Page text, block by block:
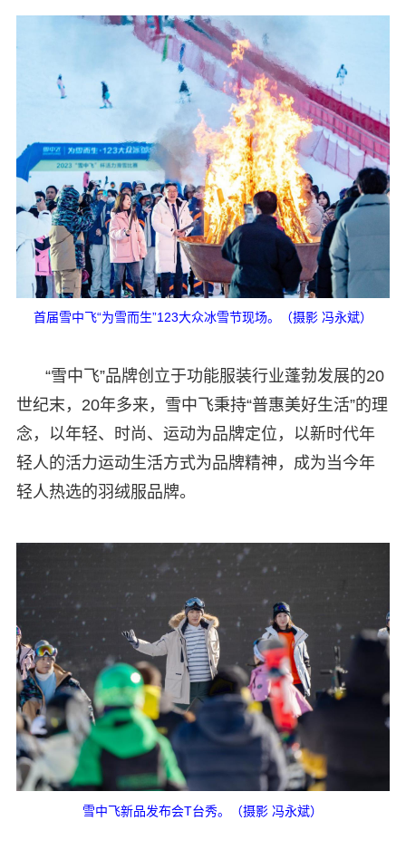
首届雪中飞“为雪而生”123大众冰雪节现场。（摄影 冯永斌）
“雪中飞”品牌创立于功能服装行业蓬勃发展的20
世纪末，20年多来，雪中飞秉持“普惠美好生活”的理
念，以年轻、时尚、运动为品牌定位，以新时代年
轻人的活力运动生活方式为品牌精神，成为当今年
轻人热选的羽绒服品牌。
雪中飞新品发布会T台秀。（摄影 冯永斌）